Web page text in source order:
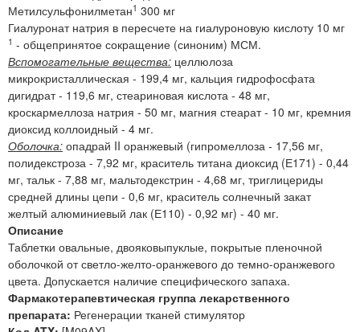
Метилсульфонилметан1 300 мг
Гиалуронат натрия в пересчете на гиалуроновую кислоту 10 мг
1 - общепринятое сокращение (синоним) МСМ.
Вспомогательные вещества: целлюлоза
микрокристаллическая - 199,4 мг, кальция гидрофосфата
дигидрат - 119,6 мг, стеариновая кислота - 48 мг,
кроскармеллоза натрия - 50 мг, магния стеарат - 10 мг, кремния
диоксид коллоидный - 4 мг.
Оболочка: опадрай II оранжевый (гипромеллоза - 17,56 мг,
полидекстроза - 7,92 мг, краситель титана диоксид (Е171) - 0,44
мг, тальк - 7,88 мг, мальтодекстрин - 4,68 мг, триглицериды
средней длины цепи - 0,6 мг, краситель солнечный закат
желтый алюминиевый лак (Е110) - 0,92 мг) - 40 мг.
Описание
Таблетки овальные, двояковыпуклые, покрытые пленочной
оболочкой от светло-желто-оранжевого до темно-оранжевого
цвета. Допускается наличие специфического запаха.
Фармакотерапевтическая группа лекарственного
препарата: Регенерации тканей стимулятор